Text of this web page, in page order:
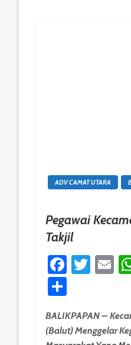
ADV CAMAT UTARA
Pegawai
Takjil
BALIKPAPAN –
(Balut) Menggelar